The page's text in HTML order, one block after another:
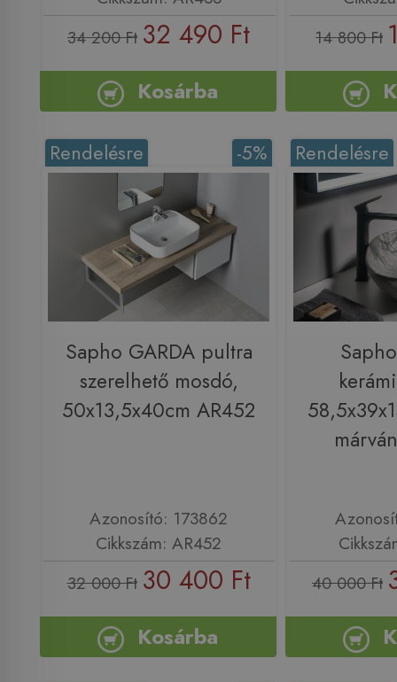
34 200 Ft 32 490 Ft
Kosárba
14 800 Ft
-5%
Rendelésre
Sapho GARDA pultra
szerelhető mosdó,
50x13,5x40cm AR452
Azonosító: 173862
Cikkszám: AR452
32 000 Ft 30 400 Ft
Kosárba
Rendelésre
40 000 Ft